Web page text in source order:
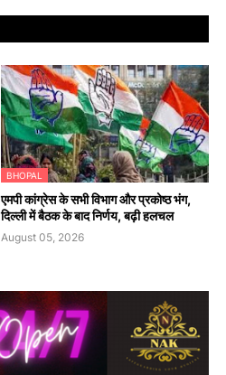
BHOPAL
एमपी कांग्रेस के सभी विभाग और प्रकोष्ठ भंग,
दिल्ली में बैठक के बाद निर्णय, बढ़ी हलचल
August 05, 2026